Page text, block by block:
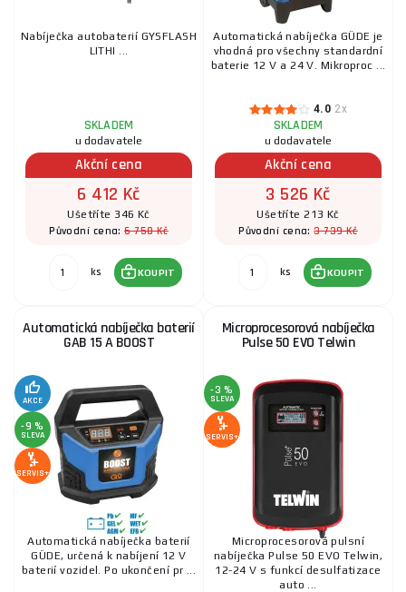
Nabíječka autobaterií GYSFLASH
LITHI ...
SKLADEM
u dodavatele
Akční cena
6 412 Kč
Ušetříte 346 Kč
Původní cena:6 758 Kč
ks KOUPIT
Automatická nabíječka GÜDE je
vhodná pro všechny standardní
baterie 12 V a 24 V. Mikroproc ...
4.0 2x
SKLADEM
u dodavatele
Akční cena
3 526 Kč
Ušetříte 213 Kč
Původní cena:3 739 Kč
ks KOUPIT
Automatická nabíječka baterií
GAB 15 A BOOST
AKCE
-9 %
SLEVA
SERVIS+
Automatická nabíječka baterií
GÜDE, určená k nabíjení 12 V
baterií vozidel. Po ukončení pr ...
Microprocesorová nabíječka
Pulse 50 EVO Telwin
-3 %
SLEVA
SERVIS+
Microprocesorová pulsní
nabíječka Pulse 50 EVO Telwin,
12-24 V s funkcí desulfatizace
auto ...